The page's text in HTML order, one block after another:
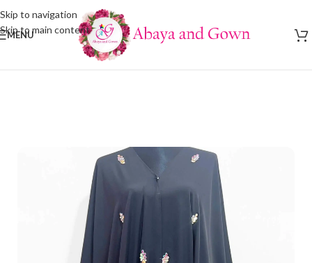
Skip to navigation
Skip to main content
MENU